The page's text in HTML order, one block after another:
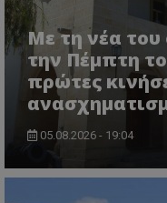
Με τη νέα του
την Πέμπτη
πρώτες
05.08.2026 - 19:04